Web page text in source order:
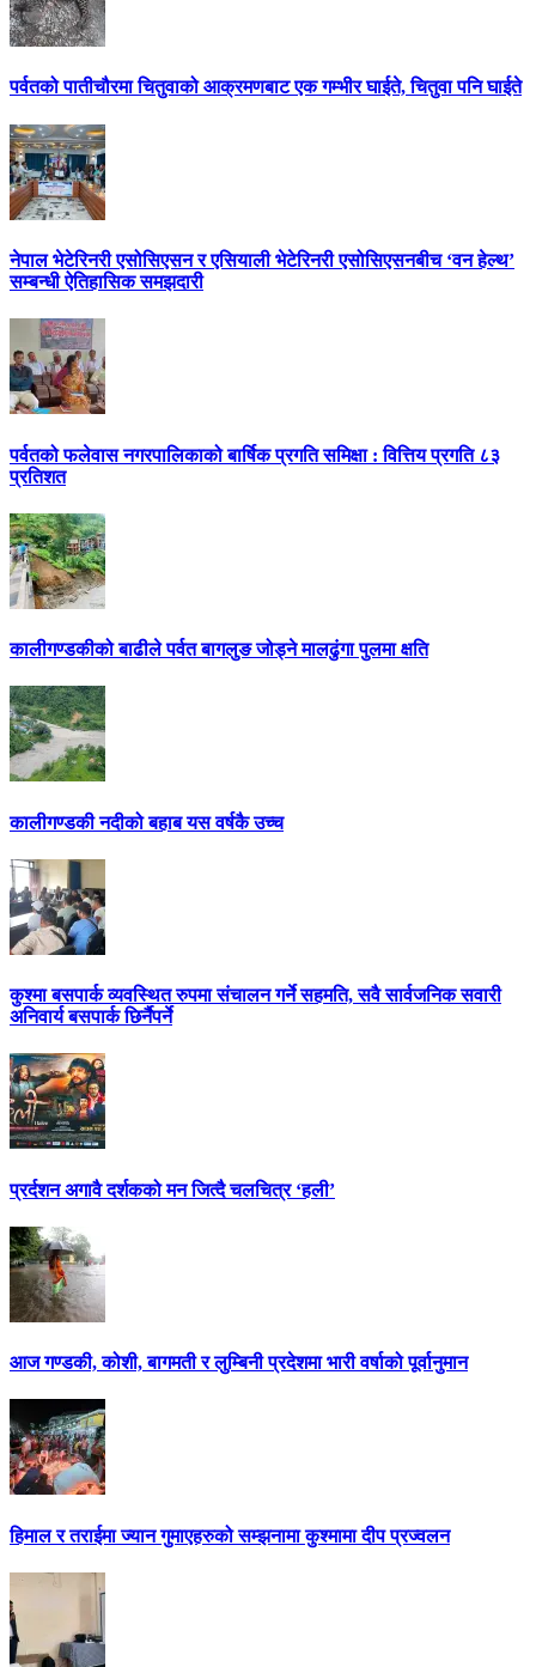
पर्वतको पातीचौरमा चितुवाको आक्रमणबाट एक गम्भीर घाईते, चितुवा पनि घाईते
नेपाल भेटेरिनरी एसोसिएसन र एसियाली भेटेरिनरी एसोसिएसनबीच ‘वन हेल्थ’
सम्बन्धी ऐतिहासिक समझदारी
पर्वतको फलेवास नगरपालिकाको बार्षिक प्रगति समिक्षा : वित्तिय प्रगति ८३
प्रतिशत
कालीगण्डकीको बाढीले पर्वत बागलुङ जोड्ने मालढुंगा पुलमा क्षति
कालीगण्डकी नदीको बहाब यस वर्षकै उच्च
कुश्मा बसपार्क व्यवस्थित रुपमा संचालन गर्ने सहमति, सवै सार्वजनिक सवारी
अनिवार्य बसपार्क छिर्नैपर्ने
प्रर्दशन अगावै दर्शकको मन जित्दै चलचित्र ‘हली’
आज गण्डकी, कोशी, बागमती र लुम्बिनी प्रदेशमा भारी वर्षाको पूर्वानुमान
हिमाल र तराईमा ज्यान गुमाएहरुको सम्झनामा कुश्मामा दीप प्रज्वलन